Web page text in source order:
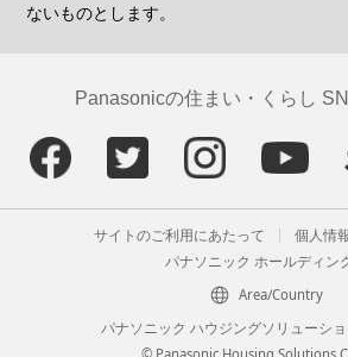
ないものとします。
Panasonicの住まい・くらし
サイトのご利用にあたって
個人情
パナソニック ホールディン
Area/Country
パナソニック ハウジングソリューシ